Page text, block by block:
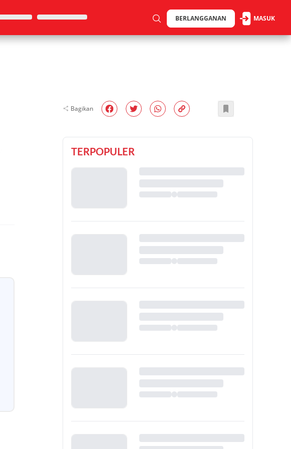
BERLANGGANAN MASUK
Bagikan
TERPOPULER